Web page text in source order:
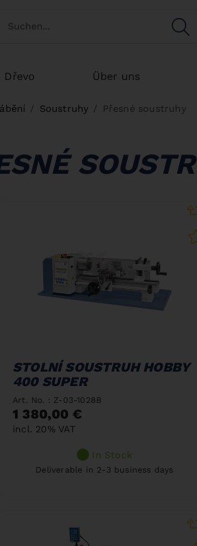
customertype
Dřevo Über uns
Soustruhy Přesné soustruhy
STOLNÍ SOUSTRUH HOBBY
400 SUPER
Art. No. : Z-03-1028B
1 380,00 €
incl. 20% VAT
In Stock
Deliverable in 2-3 business days